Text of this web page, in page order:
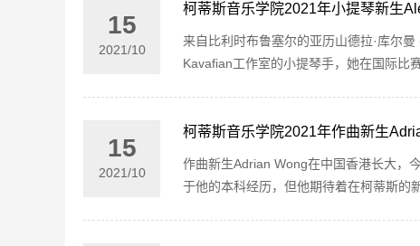
15
2021/10
柯蒂斯音乐学院2021年小提琴新生
来自比利时布鲁塞尔的亚历山德拉·库尔
Kavafian工作室的小提琴手，她在国际比
15
2021/10
柯蒂斯音乐学院2021年作曲新生
作曲新生Adrian Wong在中国香港长大，
于他的本科经历，但他期待着在柯蒂斯的